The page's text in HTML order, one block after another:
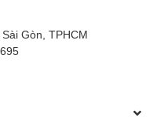
Gòn, TPHCM